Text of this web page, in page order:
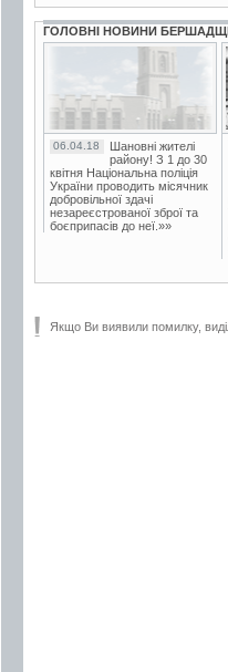
ГОЛОВНІ НОВИНИ
06.04.18
Шановні жителі
району! З 1 до 30
квітня Національна поліція
України проводить місячник
добровільної здачі
незареєстрованої зброї та
боєприпасів до неї.»»
Якщо Ви виявили помилку,